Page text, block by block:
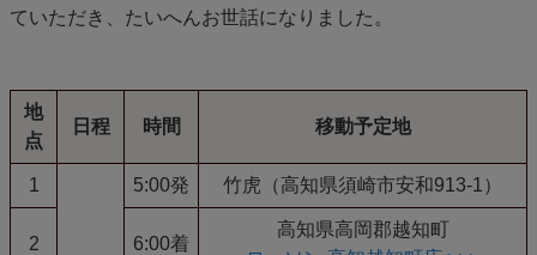
ていただき、たいへんお世話になりました。
地
点
日程 時間 移動予定地
1 5:00発 竹虎（高知県須崎市安和913-1）
2 6:00着
高知県高岡郡越知町